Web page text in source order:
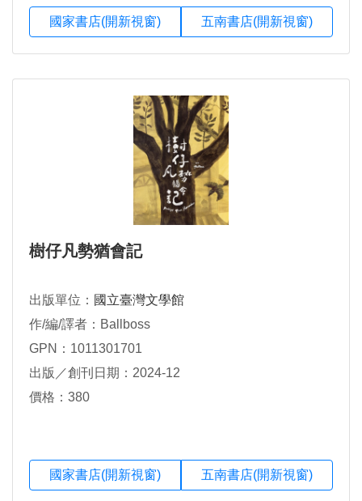
國家書店(開新視窗) 五南書店(開新視窗)
樹仔凡勢猶會記
出版單位： 國立臺灣文學館
作/編/譯者：Ballboss
GPN：1011301701
出版／創刊日期：2024-12
價格：380
國家書店(開新視窗) 五南書店(開新視窗)